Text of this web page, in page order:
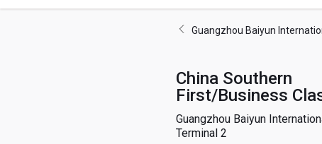
Guangzhou Baiyun
China Southern
First/Business
Guangzhou Baiyun
Terminal 2